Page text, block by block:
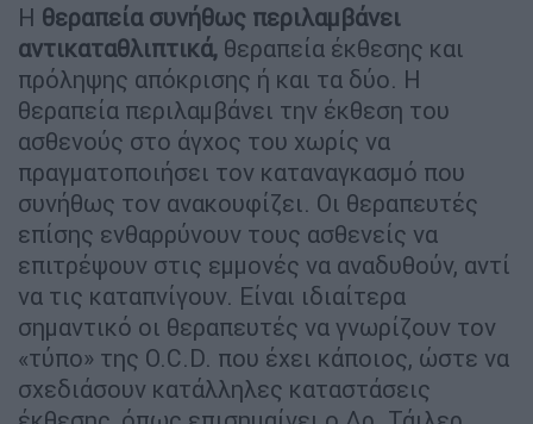
Η θεραπεία συνήθως περιλαμβάνει
αντικαταθλιπτικά, θεραπεία έκθεσης και
πρόληψης απόκρισης ή και τα δύο. Η
θεραπεία περιλαμβάνει την έκθεση του
ασθενούς στο άγχος του χωρίς να
πραγματοποιήσει τον καταναγκασμό που
συνήθως τον ανακουφίζει. Οι θεραπευτές
επίσης ενθαρρύνουν τους ασθενείς να
επιτρέψουν στις εμμονές να αναδυθούν, αντί
να τις καταπνίγουν. Είναι ιδιαίτερα
σημαντικό οι θεραπευτές να γνωρίζουν τον
«τύπο» της O.C.D. που έχει κάποιος, ώστε να
σχεδιάσουν κατάλληλες καταστάσεις